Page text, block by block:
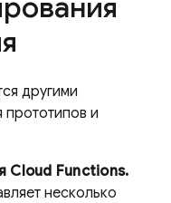
другими
прототипов и
Cloud Functions.
несколько